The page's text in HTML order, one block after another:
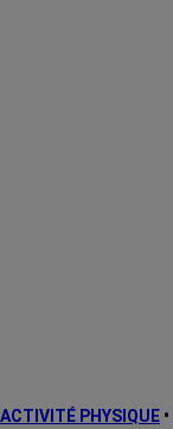
ACTIVITÉ PHYSIQUE •